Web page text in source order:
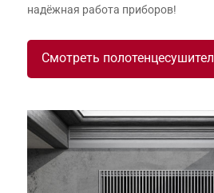
надёжная работа приборов!
Смотреть